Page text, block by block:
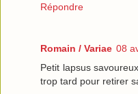
Répondre
Romain / Variae 08
Petit lapsus
trop tard pour retirer